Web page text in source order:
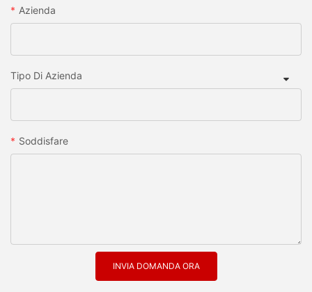
Azienda
Tipo Di Azienda
Soddisfare
INVIA DOMANDA ORA